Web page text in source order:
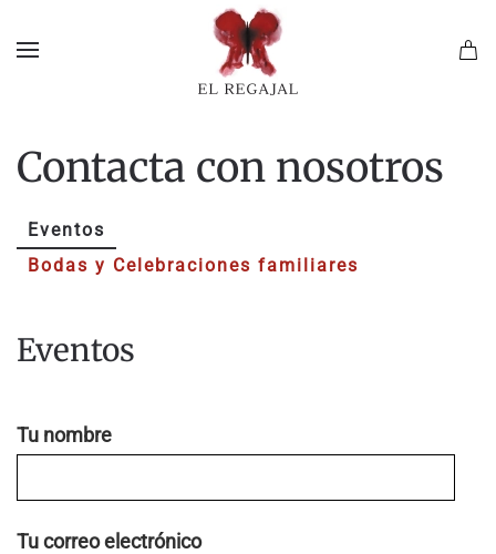
Contacta con nosotros
Eventos
Bodas y Celebraciones familiares
Eventos
Tu nombre
Tu correo electrónico